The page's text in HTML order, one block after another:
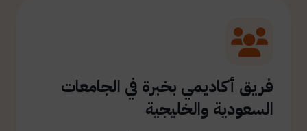
فريق أكاديمي بخبرة في الجامعات
السعودية والخليجية